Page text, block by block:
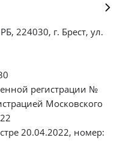
224030, г. Брест, ул.
регистрации №
Московского
20.04.2022, номер: